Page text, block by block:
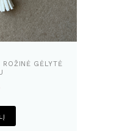
ROŽINĖ GĖLYTĖ